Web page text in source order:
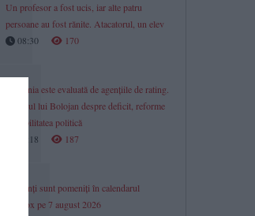
Un profesor a fost ucis, iar alte patru
persoane au fost rănite. Atacatorul, un elev
08:30
170
România este evaluată de agențiile de rating.
Mesajul lui Bolojan despre deficit, reforme
și stabilitatea politică
08:18
187
Ce sfinți sunt pomeniți în calendarul
ortodox pe 7 august 2026